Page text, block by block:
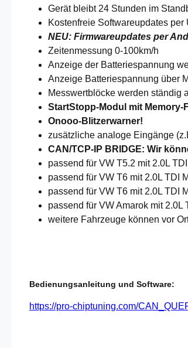
Gerät bleibt 24 Stunden im
Kostenfreie Softwareupdates
NEU: Firmwareupdates per
Zeitenmessung 0-100km/h
Anzeige der Batteriespannung
Anzeige Batteriespannung über
Messwertblöcke werden ständig
StartStopp-Modul mit Memory-
Onooo-Blitzerwarner!
zusätzliche analoge Eingänge
CAN/TCP-IP BRIDGE: Wir
passend für VW T5.2 mit 2.0L
passend für VW T6 mit 2.0L TDI
passend für VW T6 mit 2.0L TDI
passend für VW Amarok mit
weitere Fahrzeuge können vor
Bedienungsanleitung und Software:
https://pro-chiptuning.com/